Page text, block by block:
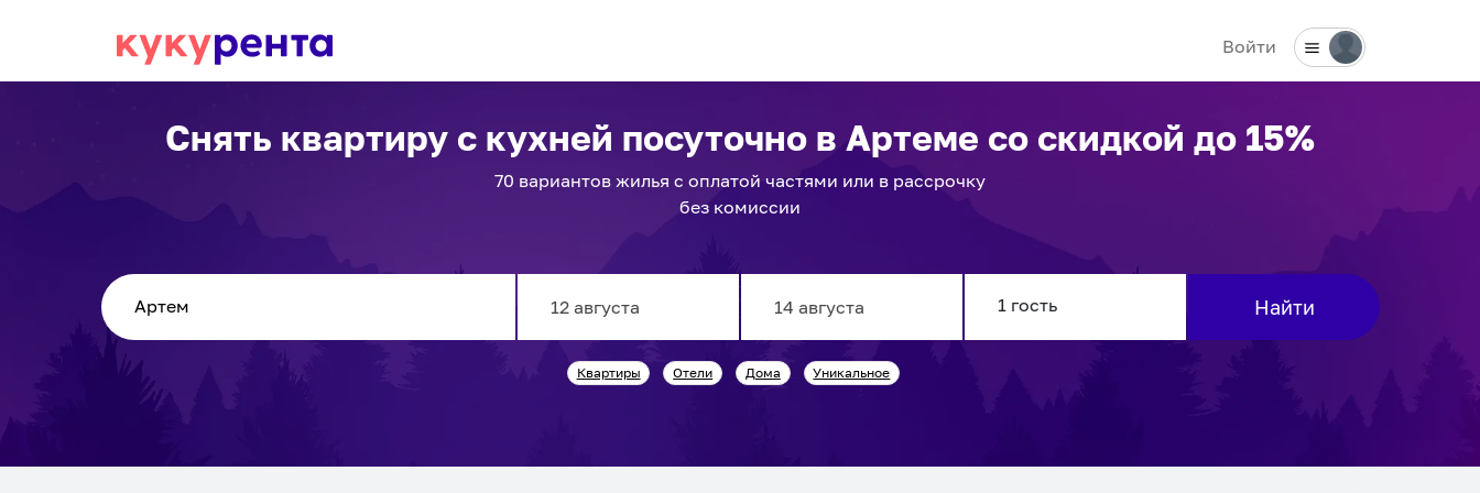
Войти
Снять квартиру с кухней посуточно в Артеме со скидкой до 15%
70 вариантов жилья с оплатой частями или в рассрочку
без комиссии
forward
backward
Найти
Квартиры Отели Дома Уникальное